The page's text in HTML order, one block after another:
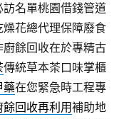
名單桃園借錢管道
花總代理保障廢食
廚餘回收在於專精古
傳統草本茶口味掌櫃
藥在您緊急時工程專
餘回收再利用補助地